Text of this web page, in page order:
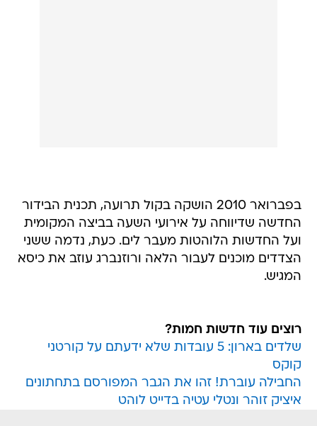
בפברואר 2010 הושקה בקול תרועה, תכנית הבידור
החדשה שדיווחה על אירועי השעה בביצה המקומית
ועל החדשות הלוהטות מעבר לים. כעת, נדמה ששני
הצדדים מוכנים לעבור הלאה ורוזנברג עוזב את כיסא
המגיש.
רוצים עוד חדשות חמות?
שלדים בארון: 5 עובדות שלא ידעתם על קורטני
קוקס
החבילה עוברת! זהו את הגבר המפורסם בתחתונים
איציק זוהר ונטלי עטיה בדייט לוהט